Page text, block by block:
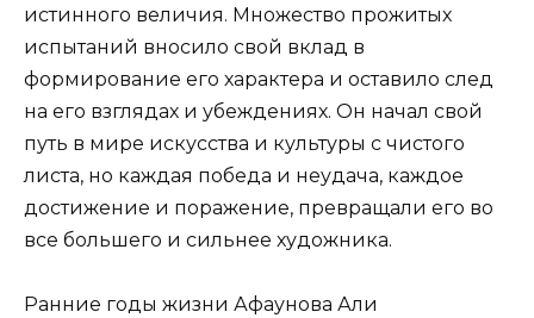
истинного величия. Множество прожитых
испытаний вносило свой вклад в
формирование его характера и оставило след
на его взглядах и убеждениях. Он начал свой
путь в мире искусства и культуры с чистого
листа, но каждая победа и неудача, каждое
достижение и поражение, превращали его во
все большего и сильнее художника.
Ранние годы жизни Афаунова Али